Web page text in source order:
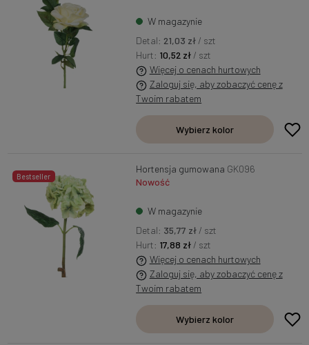
W magazynie
Detal: 21,03 zł / szt
Hurt: 10,52 zł / szt
Więcej o cenach hurtowych
Zaloguj się, aby zobaczyć cenę z
Twoim rabatem
Wybierz kolor
Bestseller
Hortensja gumowana GK096
Nowość
W magazynie
Detal: 35,77 zł / szt
Hurt: 17,88 zł / szt
Więcej o cenach hurtowych
Zaloguj się, aby zobaczyć cenę z
Twoim rabatem
Wybierz kolor